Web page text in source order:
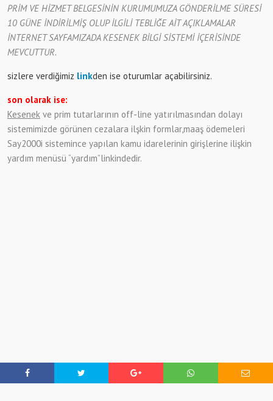
PRİM VE HİZMET BELGESİNİN KURUMUMUZA GÖNDERİLME SÜRESİ
10 GÜNE İNDİRİLMİŞ OLUP İLGİLİ TEBLİĞE AİT AÇIKLAMALAR
İNTERNET SAYFAMIZADA KESENEK BİLGİ SİSTEMİ İÇERİSİNDE
MEVCUTTUR.
sizlere verdiğimiz linkden ise oturumlar açabilirsiniz.
son olarak ise:
Kesenek ve prim tutarlarının off-line yatırılmasından dolayı
sistemimizde görünen cezalara ilşkin formlar,maaş ödemeleri
Say2000i sistemince yapılan kamu idarelerinin girişlerine ilişkin
yardım menüsü “yardım”linkindedir.